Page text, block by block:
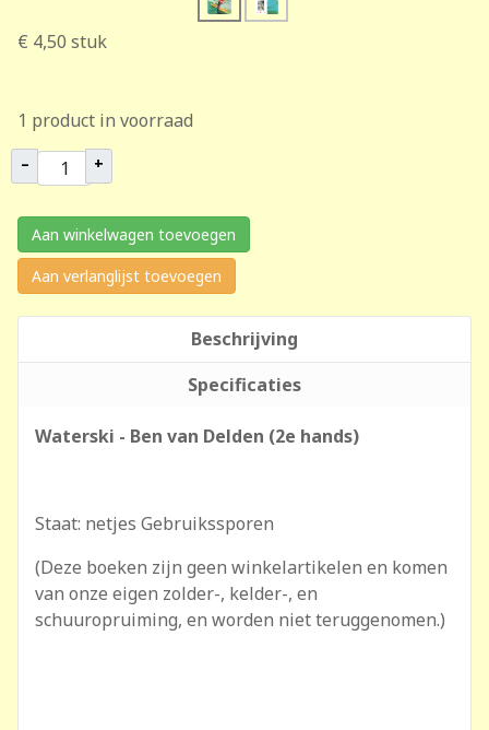
€ 4,50 stuk
1 product in voorraad
– +
Aan winkelwagen toevoegen
Aan verlanglijst toevoegen
Beschrijving
Specificaties
Waterski - Ben van Delden (2e hands)
Staat: netjes Gebruikssporen
(Deze boeken zijn geen winkelartikelen en komen
van onze eigen zolder-, kelder-, en
schuuropruiming, en worden niet teruggenomen.)